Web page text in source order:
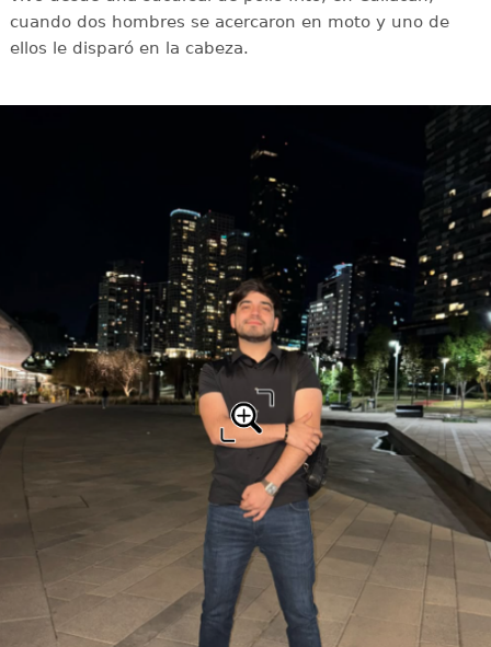
cuando dos hombres se acercaron en moto y uno de
ellos le disparó en la cabeza.